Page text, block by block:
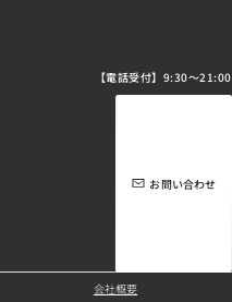
【電話受付】9:30～21:00
お問い合わせ
会社概要